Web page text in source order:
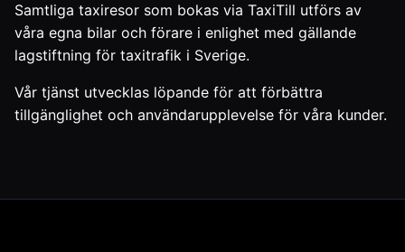
Samtliga taxiresor som bokas via TaxiTill utförs av
våra egna bilar och förare i enlighet med gällande
lagstiftning för taxitrafik i Sverige.
Vår tjänst utvecklas löpande för att förbättra
tillgänglighet och användarupplevelse för våra kunder.